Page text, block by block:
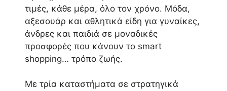
τιμές, κάθε μέρα, όλο τον χρόνο. Μόδα,
αξεσουάρ και αθλητικά είδη για γυναίκες,
άνδρες και παιδιά σε μοναδικές
προσφορές που κάνουν το smart
shopping… τρόπο ζωής.
Με τρία καταστήματα σε στρατηγικά